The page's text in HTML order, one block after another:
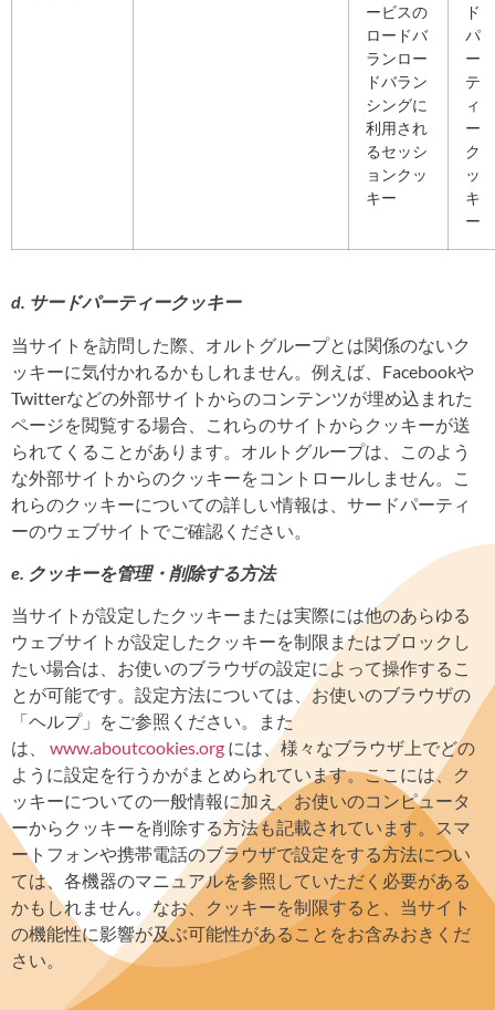
ービスの
ロードバ
ランロー
ドバラン
シングに
利用され
るセッシ
ョンクッ
キー
ド
パ
ー
テ
ィ
ー
ク
ッ
キ
ー
d. サードパーティークッキー
当サイトを訪問した際、オルトグループとは関係のないク
ッキーに気付かれるかもしれません。例えば、 Facebookや
Twitterなどの外部サイトからのコンテンツが埋め込まれた
ページを閲覧する場合、これらのサイトからクッキーが送
られてくることがあります。オルトグループは、このよう
な外部サイトからのクッキーをコントロールしません。こ
れらのクッキーについての詳しい情報は、サードパーティ
ーのウェブサイトでご確認ください。
e. クッキーを管理・削除する方法
当サイトが設定したクッキーまたは実際には他のあらゆる
ウェブサイトが設定したクッキーを制限またはブロックし
たい場合は、お使いのブラウザの設定によって操作するこ
とが可能です。設定方法については、お使いのブラウザの
「ヘルプ」をご参照ください。また
は、
www.aboutcookies.org には、様々なブラウザ上でどの
ように設定を行うかがまとめられています。ここには、ク
ッキーについての一般情報に加え、お使いのコンピュータ
ーからクッキーを削除する方法も記載されています。スマ
ートフォンや携帯電話のブラウザで設定をする方法につい
ては、各機器のマニュアルを参照していただく必要がある
かもしれません。なお、クッキーを制限すると、当サイト
の機能性に影響が及ぶ可能性があることをお含みおきくだ
さい。